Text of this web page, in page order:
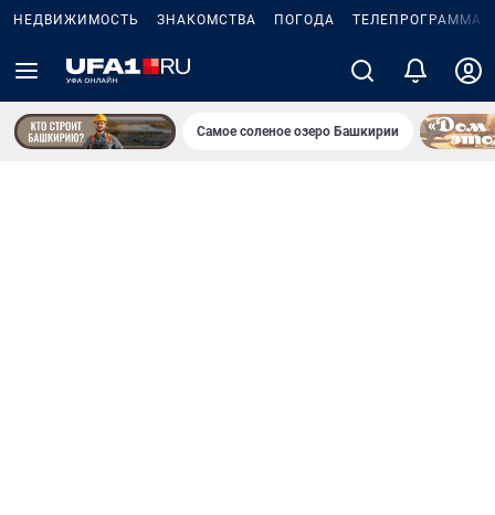
НЕДВИЖИМОСТЬ ЗНАКОМСТВА ПОГОДА ТЕЛЕПРОГРАММА
Самое соленое озеро Башкирии